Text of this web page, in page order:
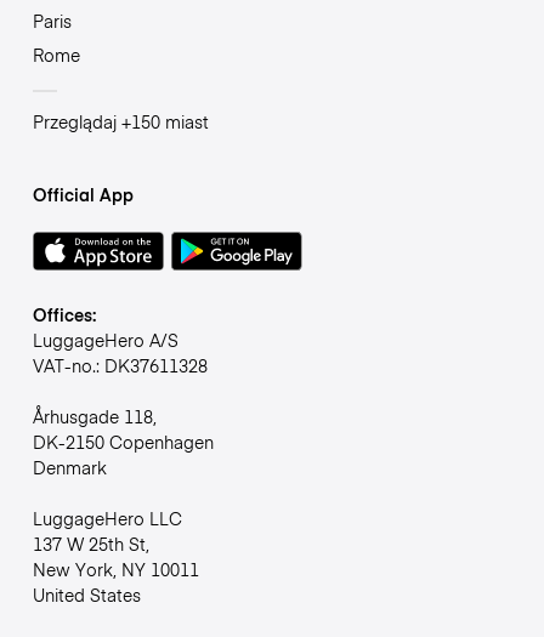
Paris
Rome
Przeglądaj +150 miast
Official App
Offices:
LuggageHero A/S
VAT-no.: DK37611328
Århusgade 118,
DK-2150 Copenhagen
Denmark
LuggageHero LLC
137 W 25th St,
New York, NY 10011
United States